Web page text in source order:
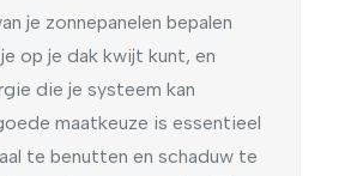
je zonnepanelen bepalen
op je dak kwijt kunt, en
die je systeem kan
maatkeuze is essentieel
te benutten en schaduw te